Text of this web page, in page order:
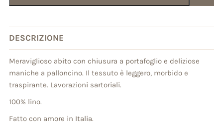
DESCRIZIONE
Meraviglioso abito con chiusura a portafoglio e deliziose
maniche a palloncino. Il tessuto è leggero, morbido e
traspirante. Lavorazioni sartoriali.
100% lino.
Fatto con amore in Italia.